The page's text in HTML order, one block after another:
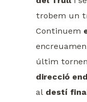
trobem un
Continuem
últim
direcció
aldestí